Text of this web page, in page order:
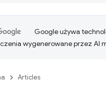
Google używa
wygenerowane przez AI
Articles